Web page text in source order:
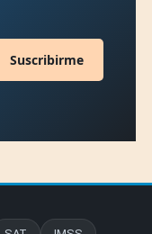
Suscribirme